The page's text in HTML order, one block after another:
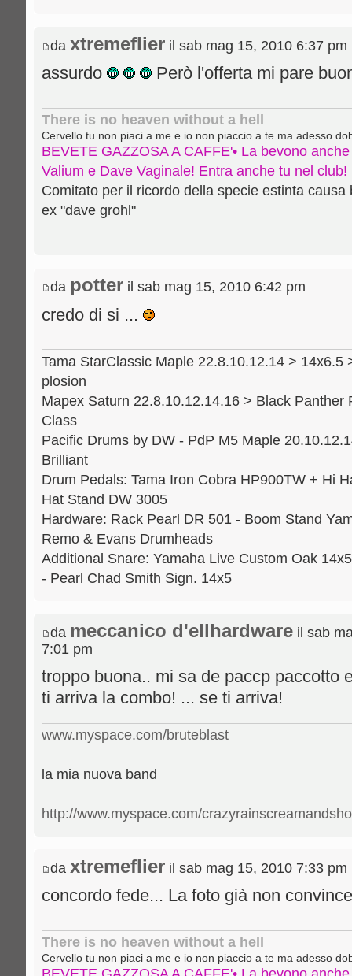
da xtremeflier il sab mag 15, 2010 6:37 pm
assurdo Però l'offerta mi pare
There is no heaven without a hell
Cervello tu non piaci a me e io non piaccio a te ma adesso
BEVETE GAZZOSA A CAFFE'• La bevono
Valium e Dave Vaginale! Entra anche tu nel club!
Comitato per il ricordo della specie estinta
ex "dave grohl"
da potter il sab mag 15, 2010 6:42 pm
credo di si ...
Tama StarClassic Maple 22.8.10.12.14 > 14x6.5
plosion
Mapex Saturn 22.8.10.12.14.16 > Black
Class
Pacific Drums by DW - PdP M5 Maple
Brilliant
Drum Pedals: Tama Iron Cobra HP900TW + Hi
Hat Stand DW 3005
Hardware: Rack Pearl DR 501 - Boom Stand
Remo & Evans Drumheads
Additional Snare: Yamaha Live Custom Oak
- Pearl Chad Smith Sign. 14x5
da meccanico d'ellhardware il sab
7:01 pm
troppo buona.. mi sa de paccp paccotto
ti arriva la combo! ... se ti arriva!
www.myspace.com/bruteblast
la mia nuova band
http://www.myspace.com/
da xtremeflier il sab mag 15, 2010 7:33 pm
concordo fede... La foto già non
There is no heaven without a hell
Cervello tu non piaci a me e io non piaccio a te ma adesso